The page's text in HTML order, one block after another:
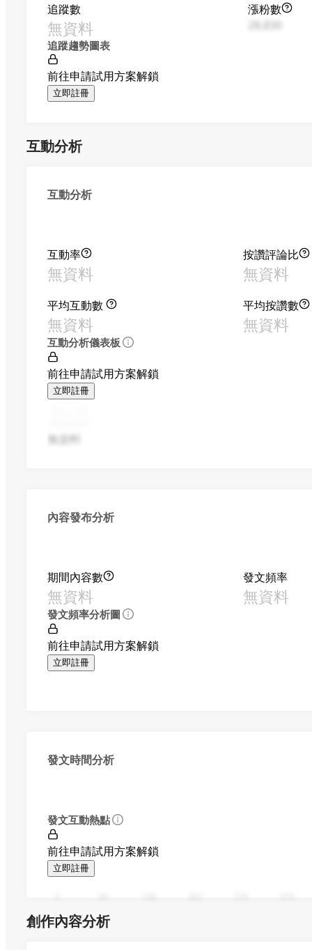
追蹤數
無資料
漲粉數
追蹤趨勢圖表
前往申請試用方案解鎖
立即註冊
互動分析
互動分析
互動率
無資料
按讚評論比
無資料
平均互動數
無資料
平均按讚數
無資料
互動分析儀表板
前往申請試用方案解鎖
立即註冊
無資料
內容發布分析
期間內容數
無資料
發文頻率
無資料
發文頻率分析圖
前往申請試用方案解鎖
立即註冊
發文時間分析
發文互動熱點
前往申請試用方案解鎖
立即註冊
創作內容分析